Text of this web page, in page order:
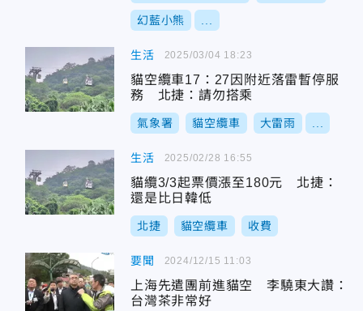
幻藍小熊
生活
貓空纜車17：27因附近落雷暫停服
務 北捷：請勿搭乘
氣象署 貓空纜車 大雷雨
2025/03/04 18:23
生活
貓纜3/3起票價漲至180元 北捷：
還是比日韓低
北捷 貓空纜車 收費
2025/02/28 16:55
要聞
上海先遣團前進貓空 李驍東大讚：
台灣茶非常好
2024/12/15 11:03